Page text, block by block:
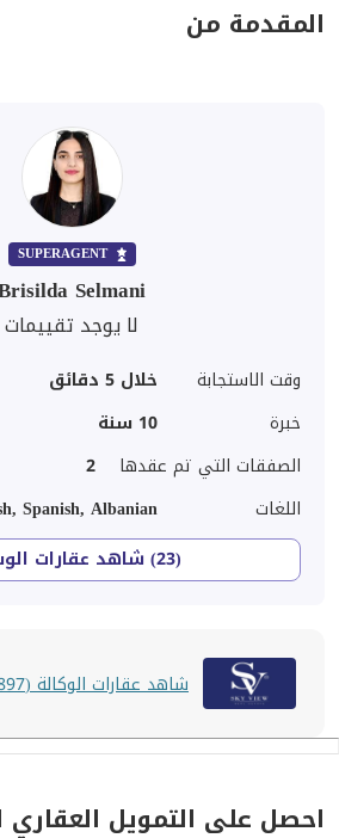
المقدمة من
SUPERAGENT
Selmani
لا يوجد تقييمات
وقت الاستجابة
خلال 5 دقائق
خبرة
10 سنة
الصفقات التي تم عقدها
2
اللغات
Spanish, Albanian
(23) شاهد عقارات الوسيط
شاهد عقارات الوكالة (897)
احصل على التمويل